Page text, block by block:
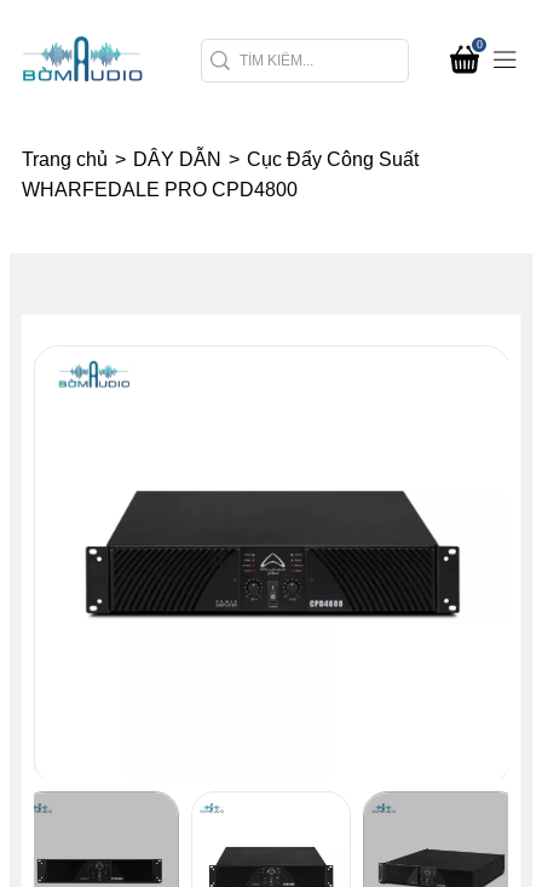
0
Trang chủ > DÂY DẪN > Cục Đẩy Công Suất
WHARFEDALE PRO CPD4800